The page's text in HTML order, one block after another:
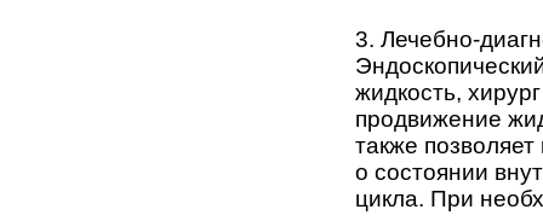
3. Лечебно-
жидкость,
продвижение
также
о состоянии
цикла. При